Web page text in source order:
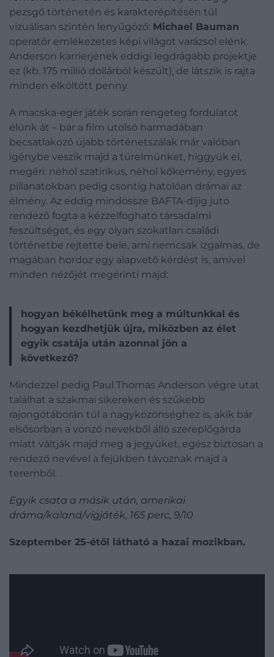
pezsgő történetén és karakterépítésén túl
vizuálisan szintén lenyűgöző: Michael Bauman
operatőr emlékezetes képi világot varázsol elénk.
Anderson karrierjének eddigi legdrágább projektje
ez (kb. 175 millió dollárból készült), de látszik is rajta
minden elköltött penny.
A macska-egér játék során rengeteg fordulatot
élünk át – bár a film utolsó harmadában
becsatlakozó újabb történetszálak már valóban
igénybe veszik majd a türelmünket, higgyük el,
megéri: néhol szatirikus, néhol kőkemény, egyes
pillanatokban pedig csontig hatolóan drámai az
élmény. Az eddig mindössze BAFTA-díjig jutó
rendező fogta a kézzelfogható társadalmi
feszültséget, és egy olyan szokatlan családi
történetbe rejtette bele, ami nemcsak izgalmas, de
magában hordoz egy alapvető kérdést is, amivel
minden nézőjét megérinti majd:
hogyan békélhetünk meg a múltunkkal és
hogyan kezdhetjük újra, miközben az élet
egyik csatája után azonnal jön a
következő?
Mindezzel pedig Paul Thomas Anderson végre utat
találhat a szakmai sikereken és szűkebb
rajongótáborán túl a nagyközönséghez is, akik bár
elsősorban a vonzó nevekből álló szereplőgárda
miatt váltják majd meg a jegyüket, egész biztosan a
rendező nevével a fejükben távoznak majd a
teremből.
Egyik csata a másik után, amerikai
dráma/kaland/vígjáték, 165 perc, 9/10
Szeptember 25-étől látható a hazai mozikban.